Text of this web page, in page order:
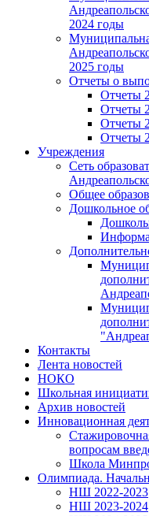
2024 годы
2025 годы
Отчеты о
Отчеты
Отчеты
Отчеты
Отчеты
Учреждения
Сеть
Общее
Дошкольное
Контакты
Лента новостей
НОКО
Школьная
Архив новостей
Инновационная
вопросам
Школа
Олимпиада.
НШ 2022-2023
НШ 2023-2024